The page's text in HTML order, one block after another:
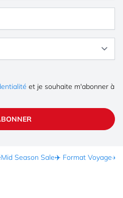
et je souhaite m'abonner à
Mid Season Sale✈️ Format Voyage☀️